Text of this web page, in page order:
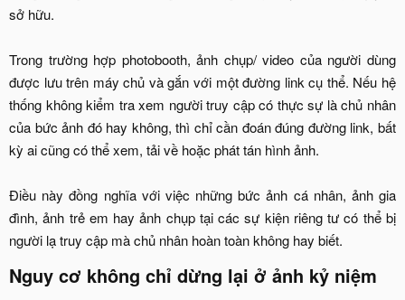
sở hữu.
Trong trường hợp photobooth, ảnh chụp/ video của người dùng
được lưu trên máy chủ và gắn với một đường link cụ thể. Nếu hệ
thống không kiểm tra xem người truy cập có thực sự là chủ nhân
của bức ảnh đó hay không, thì chỉ cần đoán đúng đường link, bất
kỳ ai cũng có thể xem, tải về hoặc phát tán hình ảnh.
Điều này đồng nghĩa với việc những bức ảnh cá nhân, ảnh gia
đình, ảnh trẻ em hay ảnh chụp tại các sự kiện riêng tư có thể bị
người lạ truy cập mà chủ nhân hoàn toàn không hay biết.​
Nguy cơ không chỉ dừng lại ở ảnh kỷ niệm​